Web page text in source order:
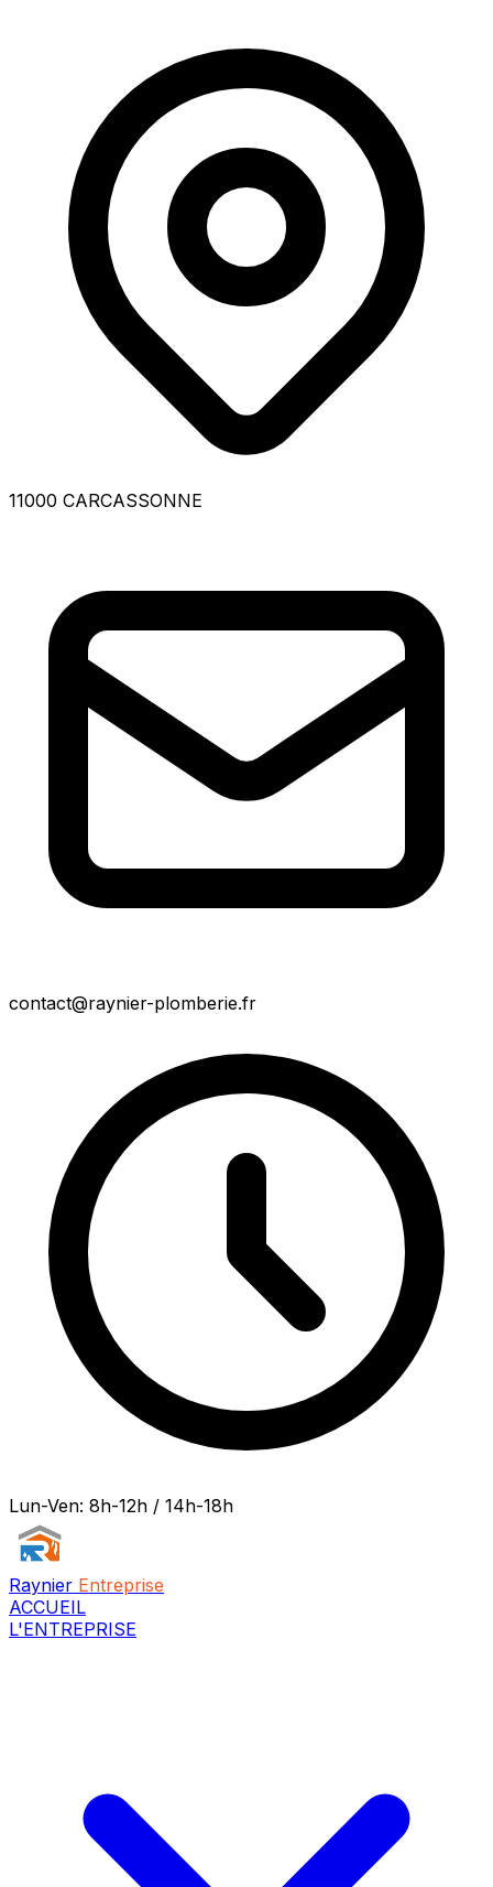
11000 CARCASSONNE
contact@raynier-plomberie.fr
Lun-Ven: 8h-12h / 14h-18h
Raynier Entreprise
ACCUEIL
L'ENTREPRISE